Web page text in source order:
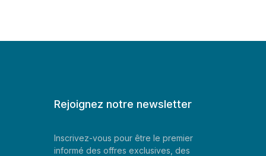
Rejoignez notre newsletter
Inscrivez-vous pour être le premier
informé des offres exclusives, des